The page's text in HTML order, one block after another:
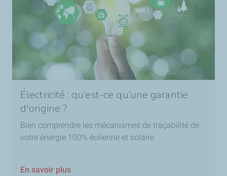
Électricité : qu’est-ce qu’une garantie
d'origine ?
Bien comprendre les mécanismes de traçabilité de
votre énergie 100% éolienne et solaire.
En savoir plus